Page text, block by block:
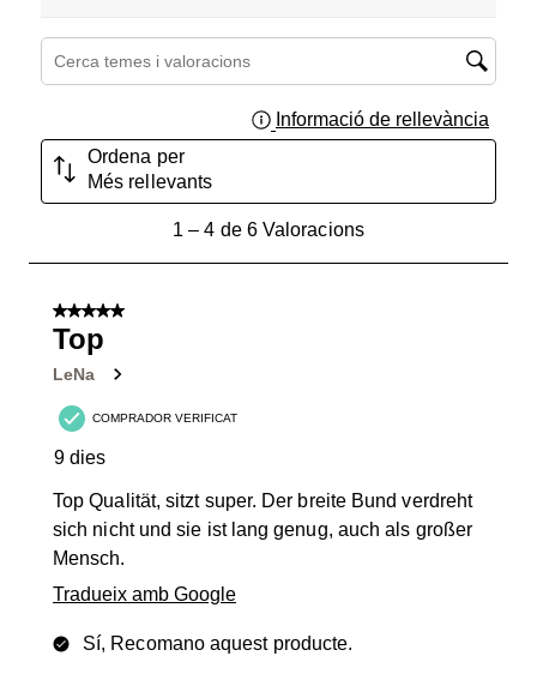
Cerca temes i valoracions regió de cerca
Informació de rellevància
Ordena per
Més rellevants
Valoracions.
1 – 4 de 6 Valoracions
5 de 5 estrelles.
Top
LeNa
COMPRADOR VERIFICAT
9 dies
Top Qualität, sitzt super. Der breite Bund verdreht
sich nicht und sie ist lang genug, auch als großer
Mensch.
Tradueix amb Google
Sí, Recomano aquest producte.